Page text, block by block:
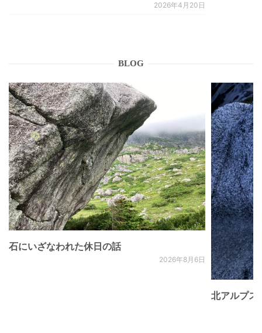
2026年4月20日
BLOG
石にいざなわれた休日の話
2026年8月6日
北アルプ